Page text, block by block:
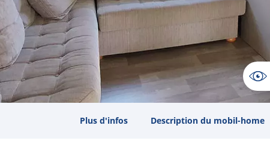
Plus d'infos Description du mobil-home